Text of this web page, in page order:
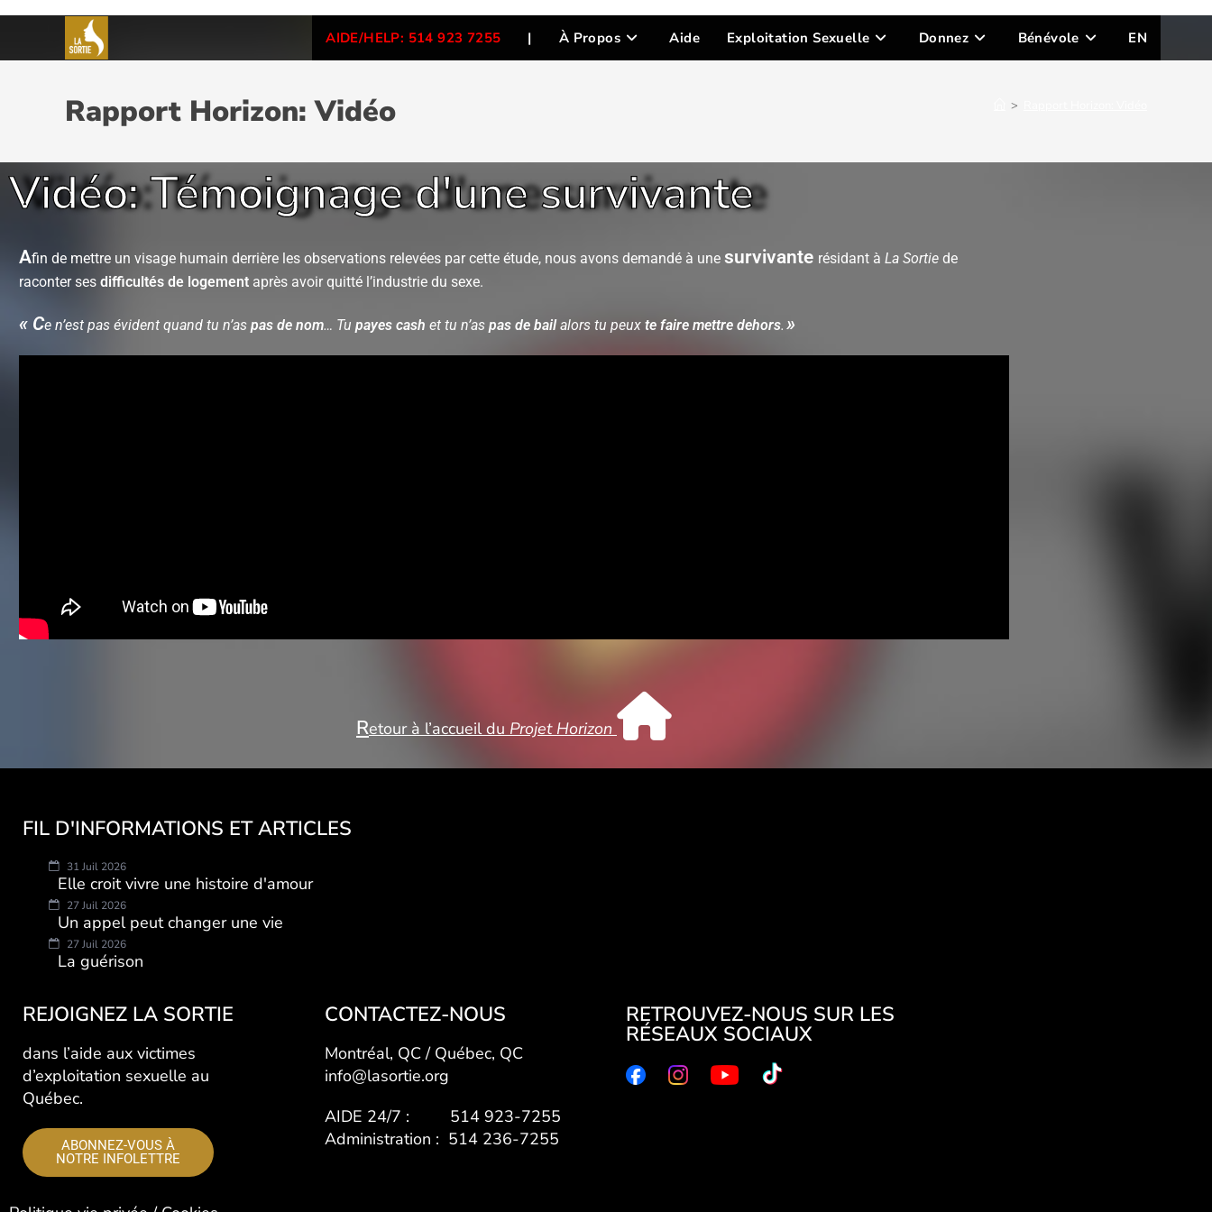
AIDE/HELP: 514 923 7255 | À Propos Aide Exploitation Sexuelle Donnez Bénévole EN
Rapport Horizon: Vidéo >
Vidéo: Témoignage d'une survivante
Afin de mettre un visage humain derrière les observations relevées par cette étude, nous avons demandé à unesurvivante résidant àLa Sortie de
raconter sesdifficultés de logement après avoir quitté l’industrie du sexe.
« Ce n’est pas évident quand tu n’aspas de nom… Tupayes cash et tu n’aspas de bailalors tu peuxte faire mettre dehors.»
Retour à l’accueil du Projet Horizon
FIL D'INFORMATIONS ET ARTICLES
31 Juil 2026
Elle croit vivre une histoire d'amour
27 Juil 2026
Un appel peut changer une vie
27 Juil 2026
La guérison
REJOIGNEZ LA SORTIE
dans l’aide aux victimes
d’exploitation sexuelle au
Québec.
ABONNEZ-VOUS À
NOTRE INFOLETTRE
CONTACTEZ-NOUS
Montréal, QC / Québec, QC
info@lasortie.org
AIDE 24/7 : 514 923-7255
Administration : 514 236-7255
RETROUVEZ-NOUS SUR LES
RÉSEAUX SOCIAUX